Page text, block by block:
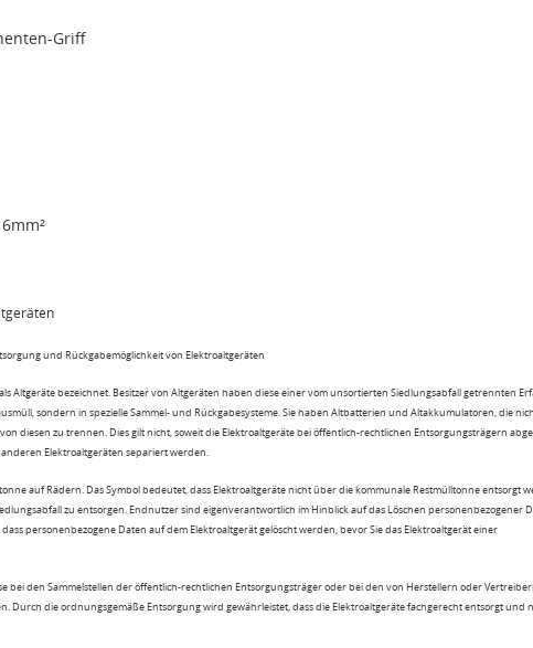
Griff
und Rückgabemöglichkeit von Elektroaltgeräten
Altgeräte bezeichnet. Besitzer von Altgeräten haben diese einer vom unsortierten Siedlungsabfall getrennten
sondern in spezielle Sammel- und Rückgabesysteme. Sie haben Altbatterien und Altakkumulatoren, die
diesen zu trennen. Dies gilt nicht, soweit die Elektroaltgeräte bei öffentlich-rechtlichen Entsorgungsträgern
Elektroaltgeräten separiert werden.
auf Rädern. Das Symbol bedeutet, dass Elektroaltgeräte nicht über die kommunale Restmülltonne entsorgt
zu entsorgen. Endnutzer sind eigenverantwortlich im Hinblick auf das Löschen personenbezogener
personenbezogene Daten auf dem Elektroaltgerät gelöscht werden, bevor Sie das Elektroaltgerät einer
bei den Sammelstellen der öffentlich-rechtlichen Entsorgungsträger oder bei den von Herstellern oder
Durch die ordnungsgemäße Entsorgung wird gewährleistet, dass die Elektroaltgeräte fachgerecht entsorgt und